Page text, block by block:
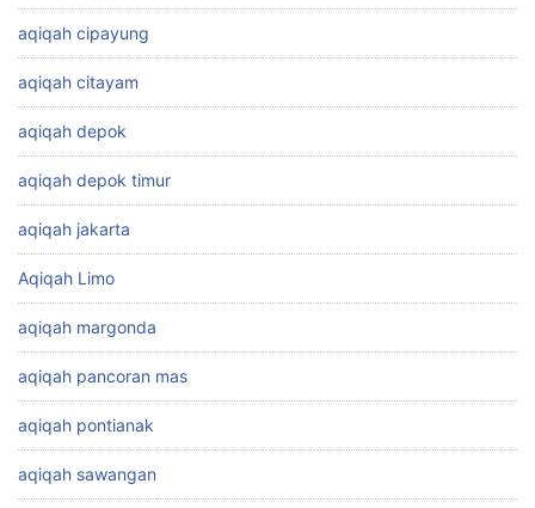
aqiqah cipayung
aqiqah citayam
aqiqah depok
aqiqah depok timur
aqiqah jakarta
Aqiqah Limo
aqiqah margonda
aqiqah pancoran mas
aqiqah pontianak
aqiqah sawangan